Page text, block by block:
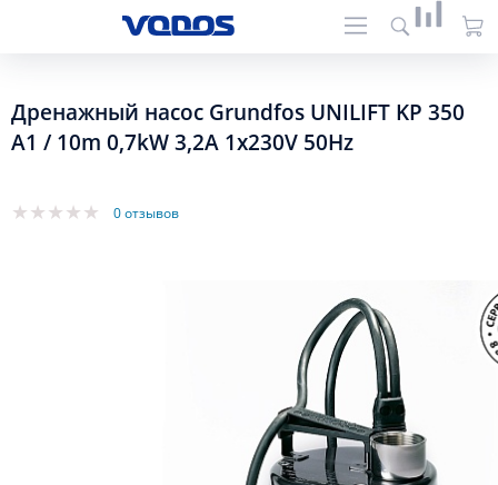
Дренажный насос Grundfos UNILIFT KP 350
A1 / 10m 0,7kW 3,2A 1x230V 50Hz
0 отзывов